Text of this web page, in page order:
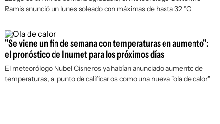
Ramis anunció un lunes soleado con máximas de hasta 32 °C
"Se viene un fin de semana con temperaturas en aumento":
el pronóstico de Inumet para los próximos días
El meteorólogo Nubel Cisneros ya habían anunciado aumento de
temperaturas, al punto de calificarlos como una nueva "ola de calor"